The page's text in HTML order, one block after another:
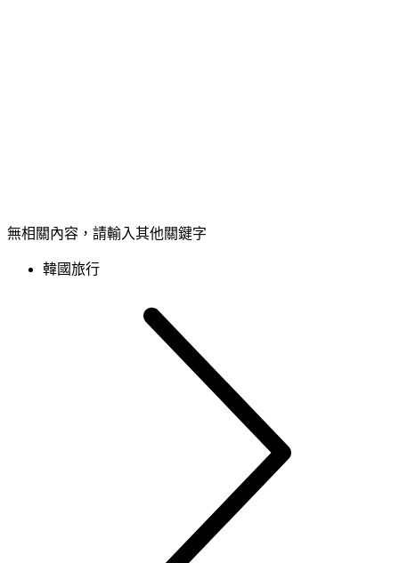
無相關內容，請輸入其他關鍵字
韓國旅行